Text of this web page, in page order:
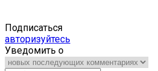
Подписаться
авторизуйтесь
Уведомить о